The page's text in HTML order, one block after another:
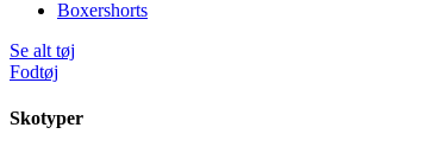
Boxershorts
Se alt tøj
Fodtøj
Skotyper